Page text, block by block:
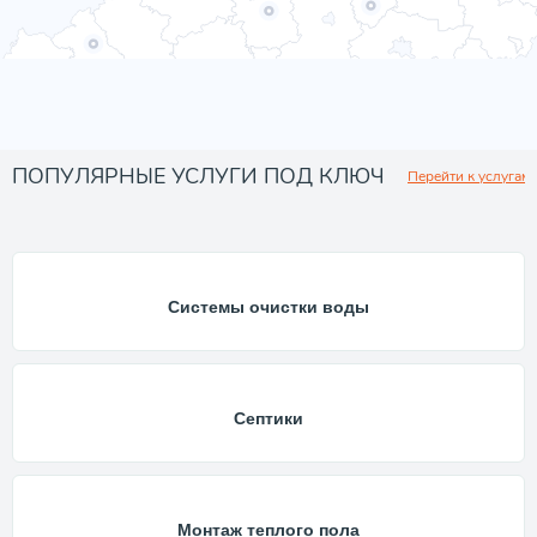
ПОПУЛЯРНЫЕ УСЛУГИ ПОД КЛЮЧ Перейти к услугам
Системы очистки воды
Септики
Монтаж теплого пола